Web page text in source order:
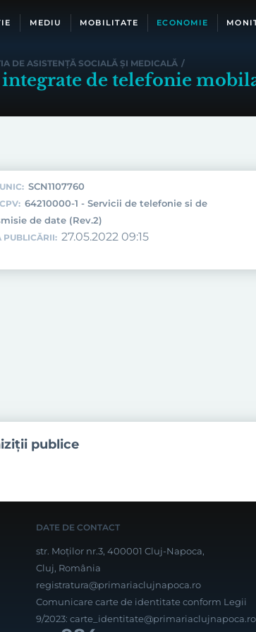
MEDIU MOBILITATE ECONOMIE
DE ASISTENȚĂ SOCIALĂ ȘI MEDICALĂ /
de telefonie
SCN1107760
64210000-1 - Servicii de telefonie si de
de date (Rev.2)
PUBLICĂRII: 27.05.2022 09:15
publice
DATE DE CONTACT
str. Moților nr.3, 400001 Cluj-Napoca,
Cluj, România
registratura@primariaclujnapoca.ro
Comunicare carte de identitate conform Legii
9/2023: carte_identitate@primariaclujnapoca.ro